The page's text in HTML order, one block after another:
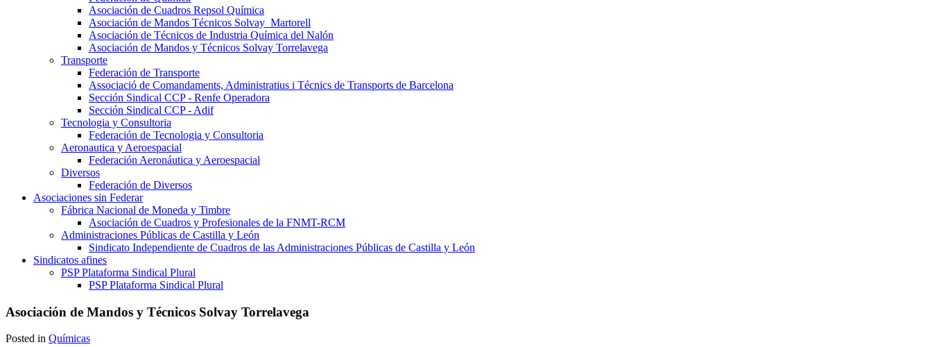
Asociación de Cuadros Repsol Química
Asociación de Mandos Técnicos Solvay_Martorell
Asociación de Técnicos de Industria Química del Nalón
Asociación de Mandos y Técnicos Solvay Torrelavega
Transporte
Federación de Transporte
Associació de Comandaments, Administratius i Técnics de Transports de Barcelona
Sección Sindical CCP - Renfe Operadora
Sección Sindical CCP - Adif
Tecnologia y Consultoria
Federación de Tecnologia y Consultoria
Aeronautica y Aeroespacial
Federación Aeronáutica y Aeroespacial
Diversos
Federación de Diversos
Asociaciones sin Federar
Fábrica Nacional de Moneda y Timbre
Asociación de Cuadros y Profesionales de la FNMT-RCM
Administraciones Públicas de Castilla y León
Sindicato Independiente de Cuadros de las Administraciones Públicas de Castilla y León
Sindicatos afines
PSP Plataforma Sindical Plural
PSP Plataforma Sindical Plural
Asociación de Mandos y Técnicos Solvay Torrelavega
Posted in Químicas